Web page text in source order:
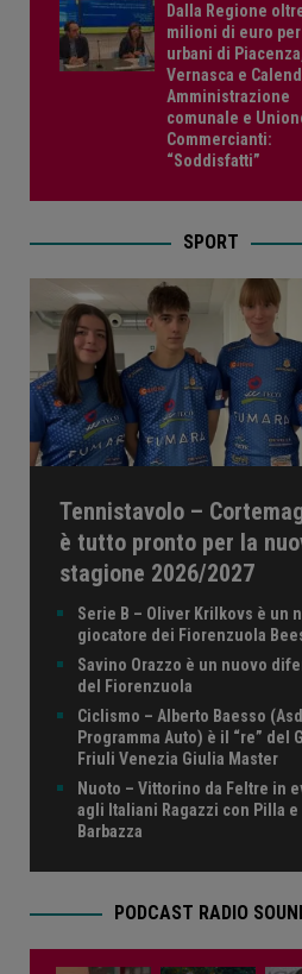
Dalla Regione
milioni di euro
urbani di
Vernasca e
Amministrazione
comunale e
Commercianti:
“Soddisfatti”
SPORT
Tennistavolo –
è tutto pronto per la
stagione 2026/2027
Serie B – Oliver Krilkovs è un
giocatore dei Fiorenzuola
Savino Orazzo è un nuovo
del Fiorenzuola
Ciclismo – Alberto Baesso (Asd
Programma Auto) è il “re” del
Friuli Venezia Giulia Master
Nuoto – Vittorino da Feltre in
agli Italiani Ragazzi con Pilla e
Barbazza
PODCAST RADIO